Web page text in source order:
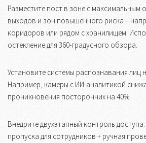
Разместите пост в зоне с максимальным
выходов и зон повышенного риска –
коридоров или рядом с хранилищем.
остекление для 360-градусного обзора.
Установите системы распознавания лиц
Например, камеры с ИИ-аналитикой
проникновения посторонних на 40%.
Внедрите двухэтапный контроль
пропуска для сотрудников + ручная